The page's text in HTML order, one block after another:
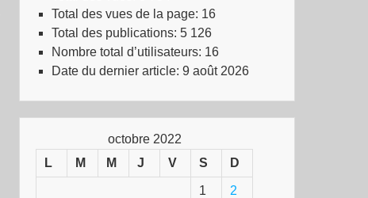
Total des vues de la page: 16
Total des publications: 5 126
Nombre total d’utilisateurs: 16
Date du dernier article: 9 août 2026
octobre 2022
L
M M J V S D
1 2